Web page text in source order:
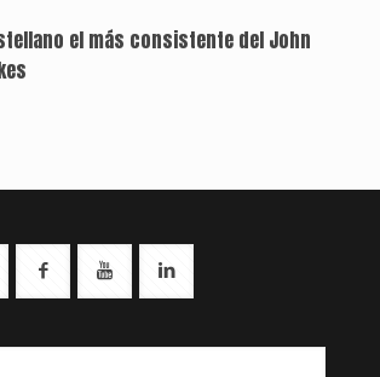
el más consistente del John